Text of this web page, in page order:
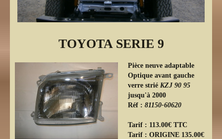
TOYOTA SERIE 9
Pièce neuve adaptable
Optique avant gauche
verre strié KZJ 90 95
jusqu'à 2000
Réf : 81150-60620
Tarif : 113.00€ TTC
Tarif : ORIGINE 135.00€